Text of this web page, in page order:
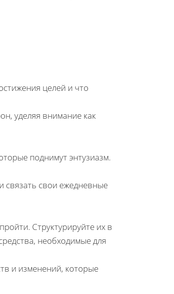
целей и что
уделяя внимание как
поднимут энтузиазм.
связать свои ежедневные
Структурируйте их в
необходимые для
и изменений, которые